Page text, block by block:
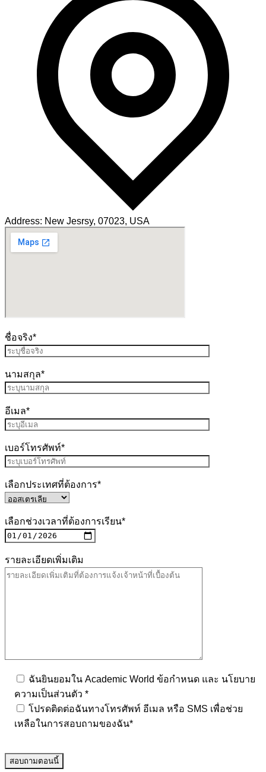
Address: New Jesrsy, 07023, USA
ชื่อจริง*
นามสกุล*
อีเมล*
เบอร์โทรศัพท์*
เลือกประเทศที่ต้องการ*
เลือกช่วงเวลาที่ต้องการเรียน*
รายละเอียดเพิ่มเติม
ฉันยินยอมใน Academic World ข้อกำหนด และ นโยบาย
ความเป็นส่วนตัว *
โปรดติดต่อฉันทางโทรศัพท์ อีเมล หรือ SMS เพื่อช่วย
เหลือในการสอบถามของฉัน*